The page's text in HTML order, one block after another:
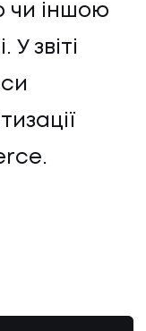
чи іншою
звіті